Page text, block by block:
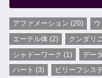
アファメーション (20)
エーテル体 (2) クンダリ
シャドーワーク (1) デー
ハート (3) ビリーフシス